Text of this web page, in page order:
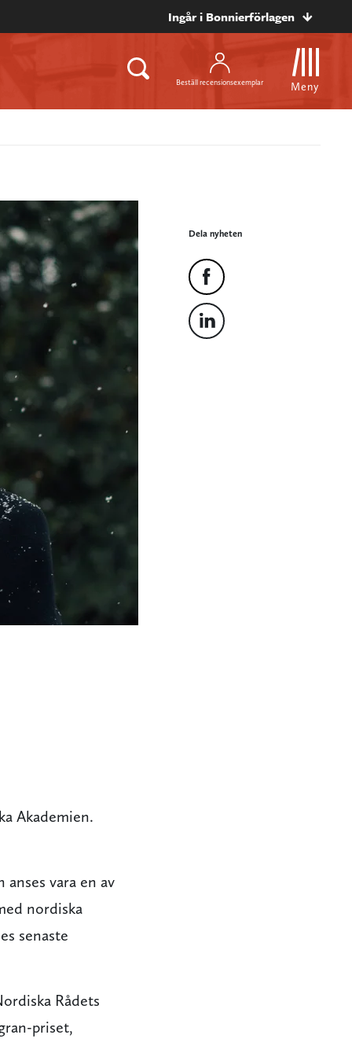
Ingår i Bonnierförlagen
Beställ recensionsexemplar Meny
Dela nyheten
Akademien.
vara en av
nordiska
senaste
Rådets
priset,